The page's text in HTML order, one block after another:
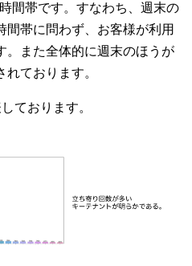
間帯です。すなわち、週末の
間帯に問わず、お客様が利用
。また全体的に週末のほうが
ております。
ております。